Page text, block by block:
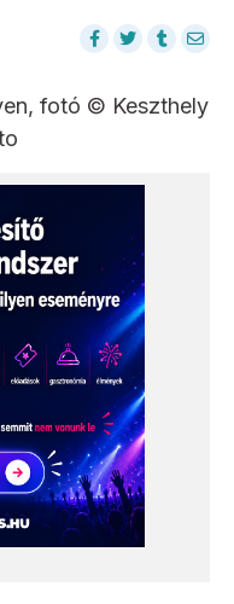
fotó © Keszthely